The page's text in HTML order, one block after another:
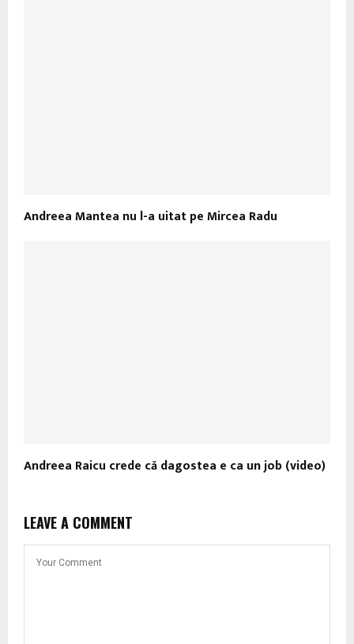
Andreea Mantea nu l-a uitat pe Mircea Radu
Andreea Raicu crede că dagostea e ca un job (video)
LEAVE A COMMENT